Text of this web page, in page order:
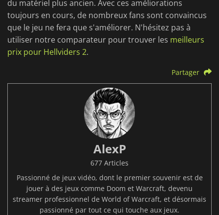
du matériel plus ancien. Avec ces améliorations
toujours en cours, de nombreux fans sont convaincus
que le jeu ne fera que s'améliorer. N'hésitez pas à
utiliser notre comparateur pour trouver les meilleurs
prix pour Hellviders 2.
Partager
AlexP
677 Articles
Passionné de jeux vidéo, dont le premier souvenir est de
jouer à des jeux comme Doom et Warcraft, devenu
streamer professionnel de World of Warcraft, et désormais
passionné par tout ce qui touche aux jeux.